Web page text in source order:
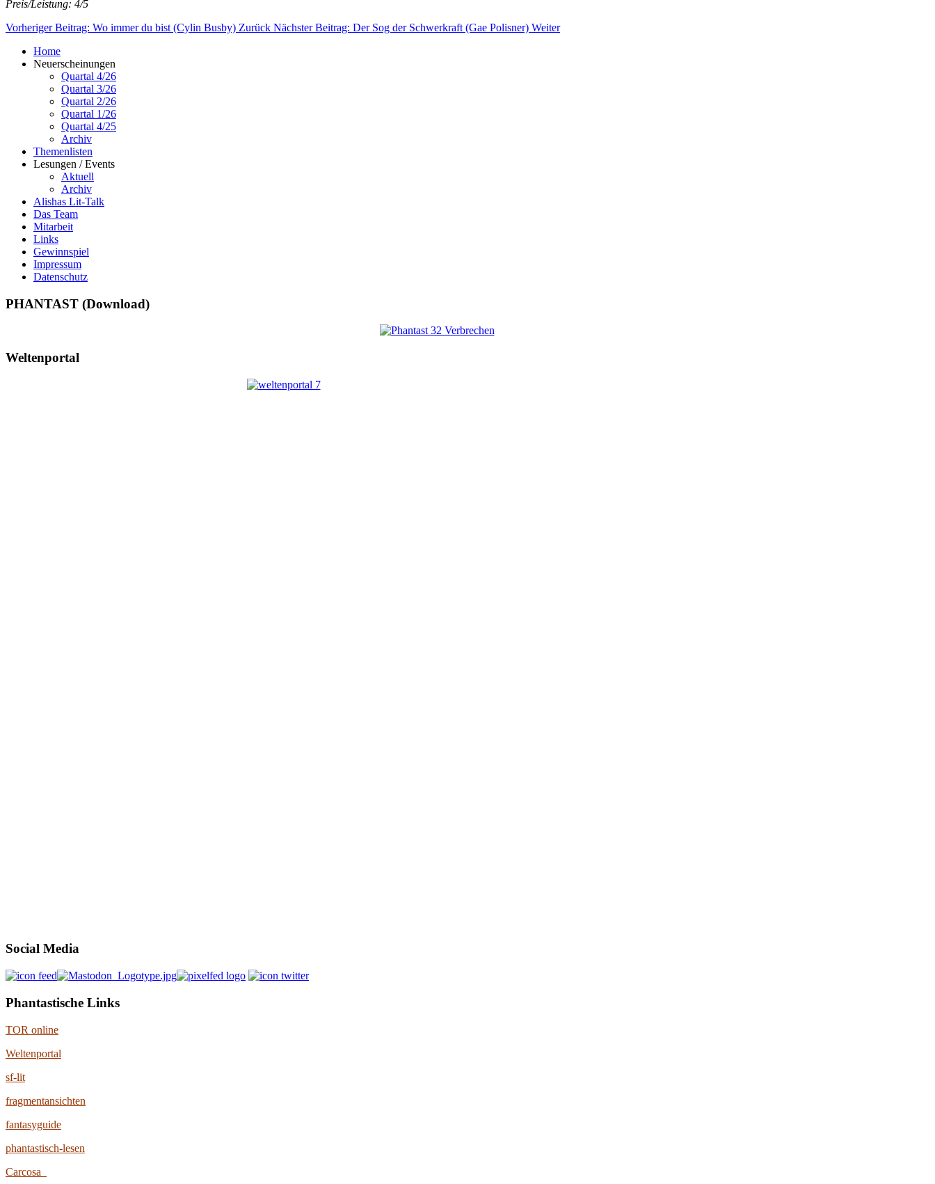
Preis/Leistung: 4/5
Vorheriger Beitrag: Wo immer du bist (Cylin Busby) Zurück Nächster Beitrag: Der Sog der Schwerkraft (Gae Polisner) Weiter
Home
Neuerscheinungen
Quartal 4/26
Quartal 3/26
Quartal 2/26
Quartal 1/26
Quartal 4/25
Archiv
Themenlisten
Lesungen / Events
Aktuell
Archiv
Alishas Lit-Talk
Das Team
Mitarbeit
Links
Gewinnspiel
Impressum
Datenschutz
PHANTAST (Download)
Weltenportal
Social Media
Phantastische Links
TOR online
Weltenportal
sf-lit
fragmentansichten
fantasyguide
phantastisch-lesen
Carcosa